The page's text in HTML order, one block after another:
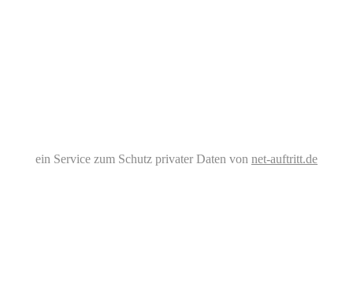
ein Service zum Schutz privater Daten von net-auftritt.de